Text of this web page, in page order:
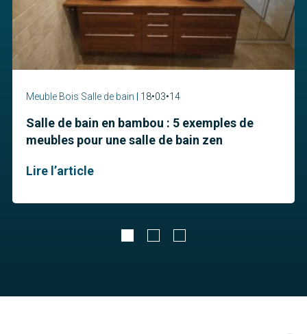
Meuble Bois Salle de bain 18•03•14
Salle de bain en bambou : 5 exemples de
meubles pour une salle de bain zen
Lire l’article